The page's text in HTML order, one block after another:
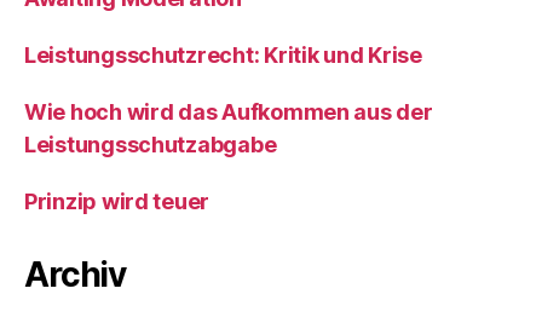
Leistungsschutzrecht: Kritik und Krise
Wie hoch wird das Aufkommen aus der
Leistungsschutzabgabe
Prinzip wird teuer
Archiv